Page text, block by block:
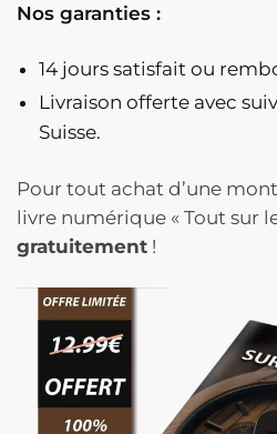
Femme
Bois
-
Diversa
Nos garanties :
14 jours satisfait ou
Livraison offerte avec
Suisse.
Pour tout achat d’une
livre numérique « Tout sur
gratuitement !